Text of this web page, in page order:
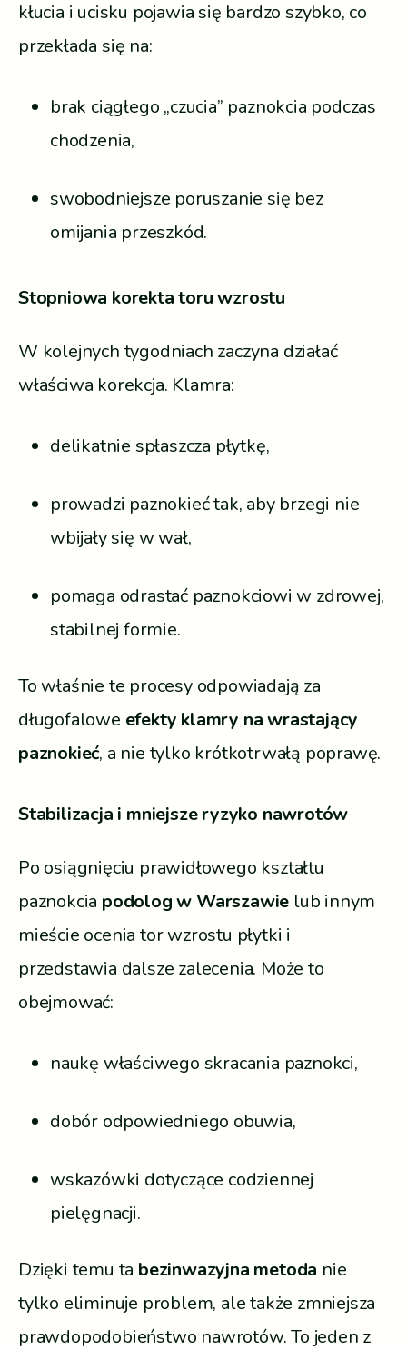
kłucia i ucisku pojawia się bardzo szybko, co
przekłada się na:
brak ciągłego „czucia” paznokcia podczas
chodzenia,
swobodniejsze poruszanie się bez
omijania przeszkód.
Stopniowa korekta toru wzrostu
W kolejnych tygodniach zaczyna działać
właściwa korekcja. Klamra:
delikatnie spłaszcza płytkę,
prowadzi paznokieć tak, aby brzegi nie
wbijały się w wał,
pomaga odrastać paznokciowi w zdrowej,
stabilnej formie.
To właśnie te procesy odpowiadają za
długofalowe efekty klamry na wrastający
paznokieć, a nie tylko krótkotrwałą poprawę.
Stabilizacja i mniejsze ryzyko nawrotów
Po osiągnięciu prawidłowego kształtu
paznokcia podolog w Warszawie lub innym
mieście ocenia tor wzrostu płytki i
przedstawia dalsze zalecenia. Może to
obejmować:
naukę właściwego skracania paznokci,
dobór odpowiedniego obuwia,
wskazówki dotyczące codziennej
pielęgnacji.
Dzięki temu ta bezinwazyjna metoda nie
tylko eliminuje problem, ale także zmniejsza
prawdopodobieństwo nawrotów. To jeden z